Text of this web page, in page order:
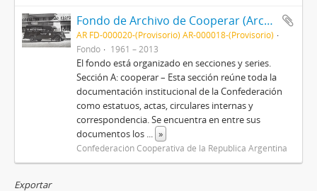
Fondo de Archivo de Cooperar (Archivo Histórico del Cooperativismo Argentino)
AR FD-000020-(Provisorio) AR-000018-(Provisorio)
Fondo
1961 – 2013
El fondo está organizado en secciones y series.
Sección A: cooperar – Esta sección reúne toda la
documentación institucional de la Confederación
como estatuos, actas, circulares internas y
correspondencia. Se encuentra en entre sus
documentos los ... »
Confederación Cooperativa de la Republica Argentina
Exportar